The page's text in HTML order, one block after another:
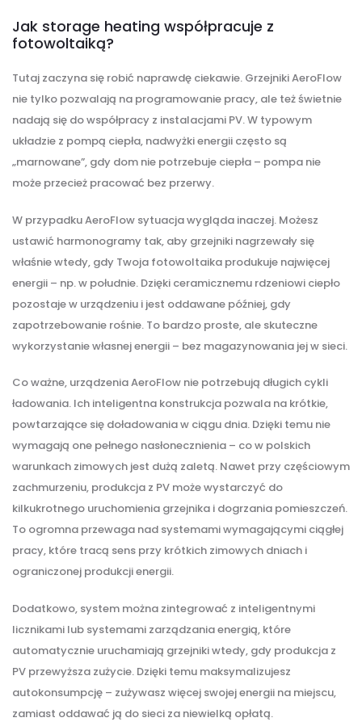
Jak storage heating współpracuje z
fotowoltaiką?
Tutaj zaczyna się robić naprawdę ciekawie. Grzejniki AeroFlow
nie tylko pozwalają na programowanie pracy, ale też świetnie
nadają się do współpracy z instalacjami PV. W typowym
układzie z pompą ciepła, nadwyżki energii często są
„marnowane”, gdy dom nie potrzebuje ciepła – pompa nie
może przecież pracować bez przerwy.
W przypadku AeroFlow sytuacja wygląda inaczej. Możesz
ustawić harmonogramy tak, aby grzejniki nagrzewały się
właśnie wtedy, gdy Twoja fotowoltaika produkuje najwięcej
energii – np. w południe. Dzięki ceramicznemu rdzeniowi ciepło
pozostaje w urządzeniu i jest oddawane później, gdy
zapotrzebowanie rośnie. To bardzo proste, ale skuteczne
wykorzystanie własnej energii – bez magazynowania jej w sieci.
Co ważne, urządzenia AeroFlow nie potrzebują długich cykli
ładowania. Ich inteligentna konstrukcja pozwala na krótkie,
powtarzające się doładowania w ciągu dnia. Dzięki temu nie
wymagają one pełnego nasłonecznienia – co w polskich
warunkach zimowych jest dużą zaletą. Nawet przy częściowym
zachmurzeniu, produkcja z PV może wystarczyć do
kilkukrotnego uruchomienia grzejnika i dogrzania pomieszczeń.
To ogromna przewaga nad systemami wymagającymi ciągłej
pracy, które tracą sens przy krótkich zimowych dniach i
ograniczonej produkcji energii.
Dodatkowo, system można zintegrować z inteligentnymi
licznikami lub systemami zarządzania energią, które
automatycznie uruchamiają grzejniki wtedy, gdy produkcja z
PV przewyższa zużycie. Dzięki temu maksymalizujesz
autokonsumpcję – zużywasz więcej swojej energii na miejscu,
zamiast oddawać ją do sieci za niewielką opłatą.